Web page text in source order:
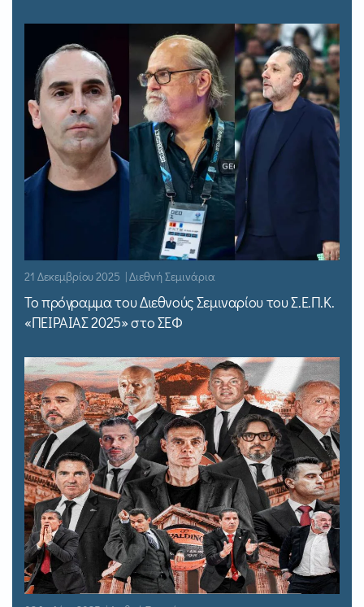
21 Δεκεμβρίου 2025 | Διεθνή Σεμινάρια
Το πρόγραμμα του Διεθνούς Σεμιναρίου του Σ.Ε.Π.Κ.
«ΠΕΙΡΑΙΑΣ 2025» στο ΣΕΦ